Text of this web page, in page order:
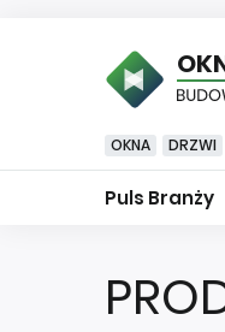
OKNA DRZWI
Puls Branży